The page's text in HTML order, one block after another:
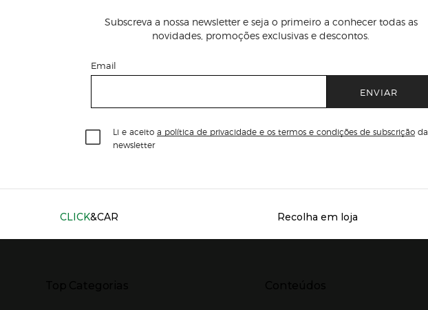
Subscreva a nossa newsletter e seja o primeiro a conhecer todas as
novidades, promoções exclusivas e descontos.
Email
ENVIAR
Li e aceito a política de privacidade e os termos e condições de subscrição da
newsletter
Servicios destacados
CLICK&CAR Recolha em loja